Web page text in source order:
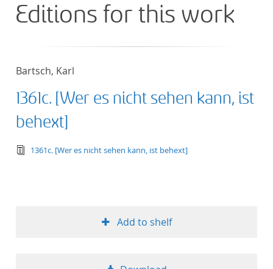
Editions for this work
Bartsch, Karl
1361c. [Wer es nicht sehen kann, ist
behext]
text/tg.edition+tg.aggregation+xml
1361c. [Wer es nicht sehen kann, ist behext]
Add to shelf